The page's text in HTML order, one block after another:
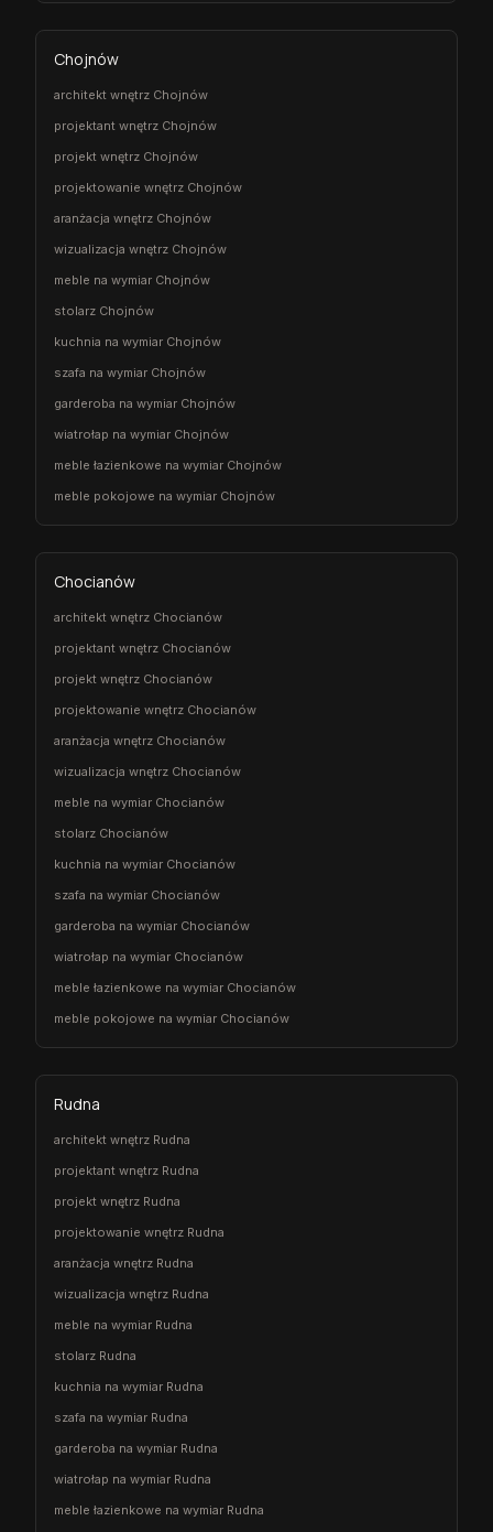
Chojnów
architekt wnętrz Chojnów
projektant wnętrz Chojnów
projekt wnętrz Chojnów
projektowanie wnętrz Chojnów
aranżacja wnętrz Chojnów
wizualizacja wnętrz Chojnów
meble na wymiar Chojnów
stolarz Chojnów
kuchnia na wymiar Chojnów
szafa na wymiar Chojnów
garderoba na wymiar Chojnów
wiatrołap na wymiar Chojnów
meble łazienkowe na wymiar Chojnów
meble pokojowe na wymiar Chojnów
Chocianów
architekt wnętrz Chocianów
projektant wnętrz Chocianów
projekt wnętrz Chocianów
projektowanie wnętrz Chocianów
aranżacja wnętrz Chocianów
wizualizacja wnętrz Chocianów
meble na wymiar Chocianów
stolarz Chocianów
kuchnia na wymiar Chocianów
szafa na wymiar Chocianów
garderoba na wymiar Chocianów
wiatrołap na wymiar Chocianów
meble łazienkowe na wymiar Chocianów
meble pokojowe na wymiar Chocianów
Rudna
architekt wnętrz Rudna
projektant wnętrz Rudna
projekt wnętrz Rudna
projektowanie wnętrz Rudna
aranżacja wnętrz Rudna
wizualizacja wnętrz Rudna
meble na wymiar Rudna
stolarz Rudna
kuchnia na wymiar Rudna
szafa na wymiar Rudna
garderoba na wymiar Rudna
wiatrołap na wymiar Rudna
meble łazienkowe na wymiar Rudna